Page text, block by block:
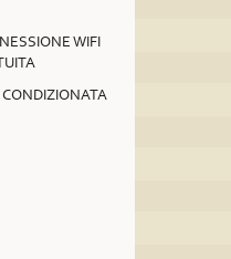
WIFI
CONDIZIONATA